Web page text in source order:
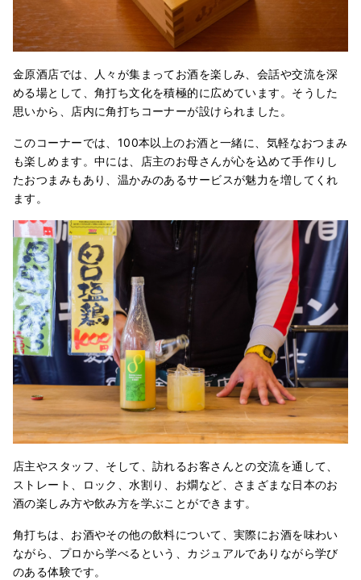
金原酒店では、人々が集まってお酒を楽しみ、会話や交流を深
める場として、角打ち文化を積極的に広めています。そうした
思いから、店内に角打ちコーナーが設けられました。
このコーナーでは、100本以上のお酒と一緒に、気軽なおつまみ
も楽しめます。中には、店主のお母さんが心を込めて手作りし
たおつまみもあり、温かみのあるサービスが魅力を増してくれ
ます。
店主やスタッフ、そして、訪れるお客さんとの交流を通して、
ストレート、ロック、水割り、お燗など、さまざまな日本のお
酒の楽しみ方や飲み方を学ぶことができます。
角打ちは、お酒やその他の飲料について、実際にお酒を味わい
ながら、プロから学べるという、カジュアルでありながら学び
のある体験です。